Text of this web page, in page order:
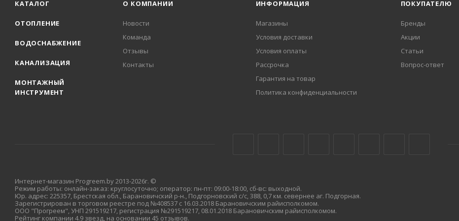
КАТАЛОГ
ОТОПЛЕНИЕ
ВОДОСНАБЖЕНИЕ
КАНАЛИЗАЦИЯ
МОНТАЖНЫЙ
ИНСТРУМЕНТ
О КОМПАНИИ
Новости
Команда
Отзывы
Контакты
ИНФОРМАЦИЯ
Магазины
Условия доставки
Условия оплаты
Рассрочка
Гарантия на товар
Политика конфиденциальности
ПОКУПАТЕЛЮ
Бренды
Акции
Статьи
Вопрос-ответ
Интернет-магазин Progreem.by 2013-2026г. ©
Режим работы: онлайн-заказ: круглосуточно; оператор: пн-пт: 09:00-18:00, сб-вс: выходной.
Юр. адрес: 225357, Брестская обл., Барановичский р-н., Подгорновский с/с, 388, 0,7 км. севернее аг. Подгорная.
Зарегистрирован в торговом реестре под №408537 с 16.03.2018 Барановичским райисполкомом.
ООО "Прогреем", УНП 291519217, регистрация №291519217, 08.01.2018 Барановичским райисполкомом.
Рейтинг компании 4.9 звезд, на основании 45 отзывов.